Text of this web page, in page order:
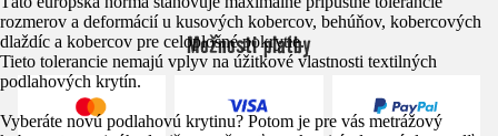
rozmerov a deformácií u kusových kobercov, behúňov, kobercových
dlaždíc a kobercov pre celoplošné pokrytie.
Tieto tolerancie nemajú vplyv na úžitkové vlastnosti textilných
podlahových krytín.
Vyberáte novú podlahovú krytinu? Potom je pre vás metrážový
Možnosti platby